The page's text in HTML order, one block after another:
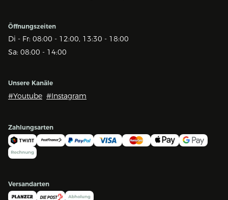
Öffnungszeiten
Di - Fr: 08:00 - 12:00, 13:30 - 18:00
Sa: 08:00 - 14:00
Unsere Kanäle
#Youtube #Instagram
Zahlungsarten
Versandarten